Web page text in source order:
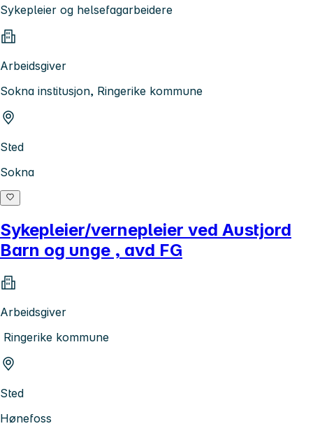
Sykepleier og helsefagarbeidere
Arbeidsgiver
Sokna institusjon, Ringerike kommune
Sted
Sokna
Sykepleier/vernepleier ved Austjord
Barn og unge , avd FG
Arbeidsgiver
Ringerike kommune
Sted
Hønefoss